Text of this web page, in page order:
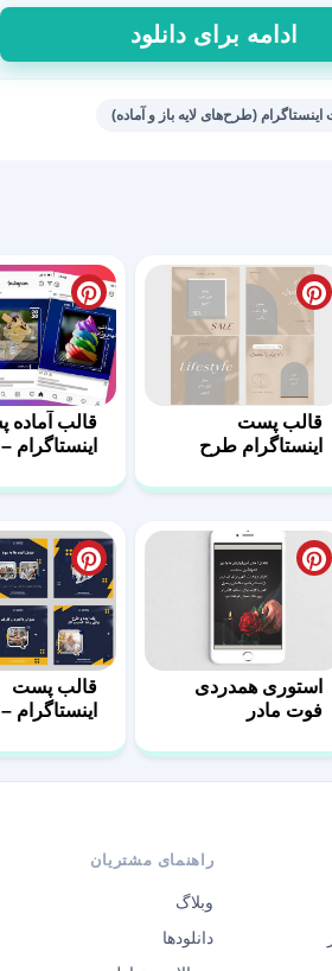
ادامه برای دانلود
(طرح‌های لایه باز و آماده)
قالب پست
اینستاگرام طرح
قالب
اینستاگرام
استوری همدردی
فوت مادر
قالب پست
اینستاگرام – 10
راهنمای مشتریان
وبلاگ
دانلودها